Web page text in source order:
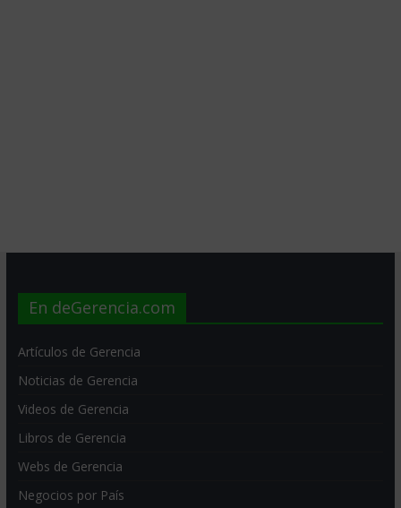
En deGerencia.com
Artículos de Gerencia
Noticias de Gerencia
Videos de Gerencia
Libros de Gerencia
Webs de Gerencia
Negocios por País